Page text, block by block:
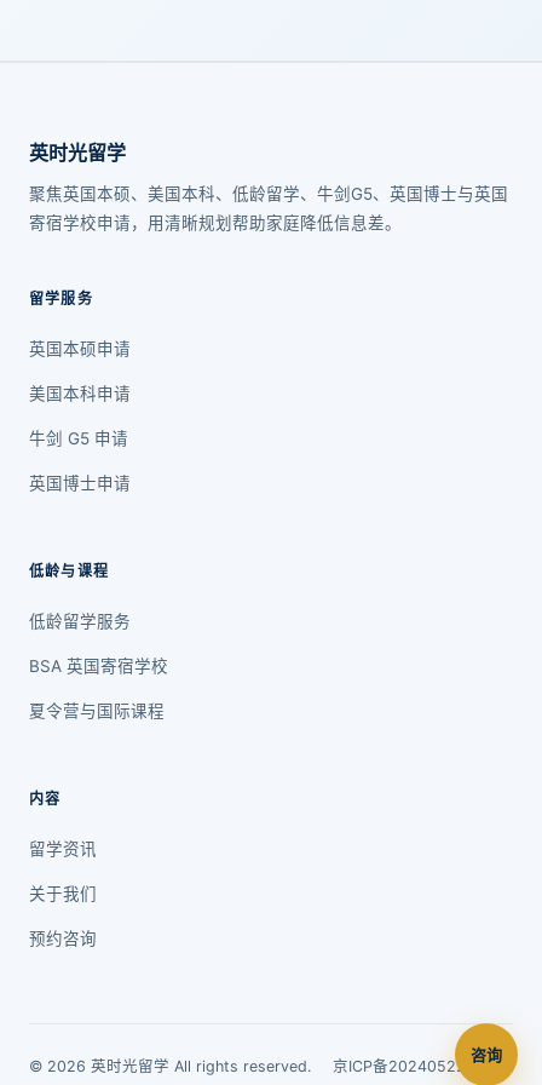
英时光留学
聚焦英国本硕、美国本科、低龄留学、牛剑G5、英国博士与英国
寄宿学校申请，用清晰规划帮助家庭降低信息差。
留学服务
英国本硕申请
美国本科申请
牛剑 G5 申请
英国博士申请
低龄与课程
低龄留学服务
BSA 英国寄宿学校
夏令营与国际课程
内容
留学资讯
关于我们
预约咨询
© 2026 英时光留学 All rights reserved. 京ICP备2024052212号-1
咨询